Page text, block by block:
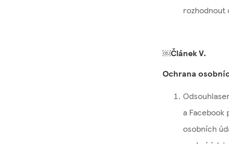
rozhodnout
​​￼​Článek V.
Ochrana
a Facebook
osobních